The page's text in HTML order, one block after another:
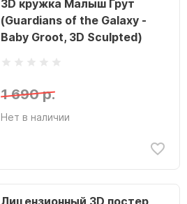
3D кружка Малыш Грут
(Guardians of the Galaxy -
Baby Groot, 3D Sculpted)
1 690 р.
Нет в наличии
Лицензионный 3D постер